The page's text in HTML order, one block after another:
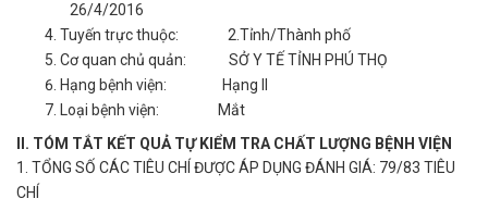
26/4/2016
Tuyến trực thuộc: 2.Tỉnh/Thành phố
Cơ quan chủ quản: SỞ Y TẾ TỈNH PHÚ THỌ
Hạng bệnh viện: Hạng II
Loại bệnh viện: Mắt
II. TÓM TẮT KẾT QUẢ TỰ KIỂM TRA CHẤT LƯỢNG BỆNH VIỆN
1. TỔNG SỐ CÁC TIÊU CHÍ ĐƯỢC ÁP DỤNG ĐÁNH GIÁ: 79/83 TIÊU
CHÍ